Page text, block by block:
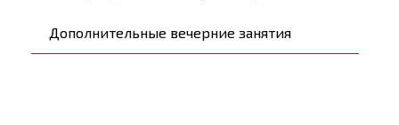
Дополнительные вечерние занятия